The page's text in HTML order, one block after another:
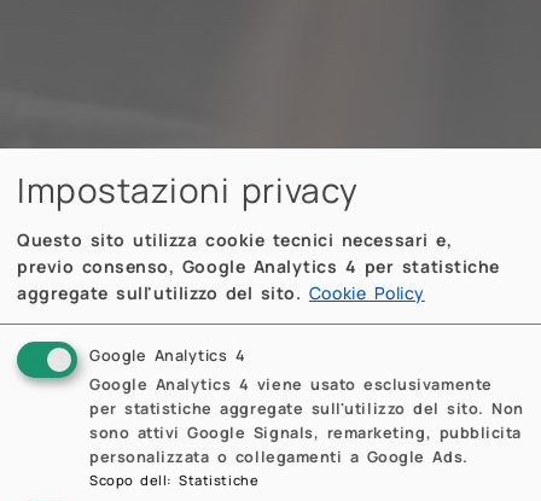
Impostazioni privacy
Questo sito utilizza cookie tecnici necessari e,
previo consenso, Google Analytics 4 per statistiche
aggregate sull'utilizzo del sito. Cookie Policy
Google Analytics 4
Google Analytics 4 viene usato esclusivamente
per statistiche aggregate sull'utilizzo del sito. Non
sono attivi Google Signals, remarketing, pubblicita
personalizzata o collegamenti a Google Ads.
Scopo dell:Statistiche